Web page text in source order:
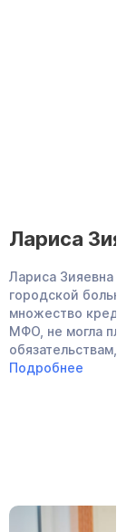
Лариса
Лариса Зияевна —
городской
множество
МФО, не могла
обязательствам,
Подробнее